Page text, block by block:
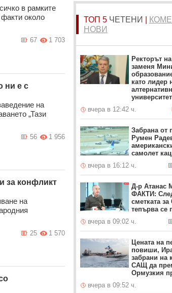
в рамките
около
1 703
67
ни е с
на
„Тази
1 956
56
за конфликт
на
1 570
25
ТОП 5 ЧЕТЕНИ
НОВИ
Ректорът
заменя
като лидер
вчера в 12:42 ч.
Забрана от
Румен
самолет
вчера в 16:12 ч.
Д-р Атанас
ФАКТИ:
сметката за
тепърва се
вчера в 09:02 ч.
Цената на
повиши,
забрани на
САЩ да
Ормузкия
вчера в 09:52 ч.